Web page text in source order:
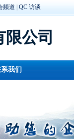
频道 QC 访谈
公司
我们